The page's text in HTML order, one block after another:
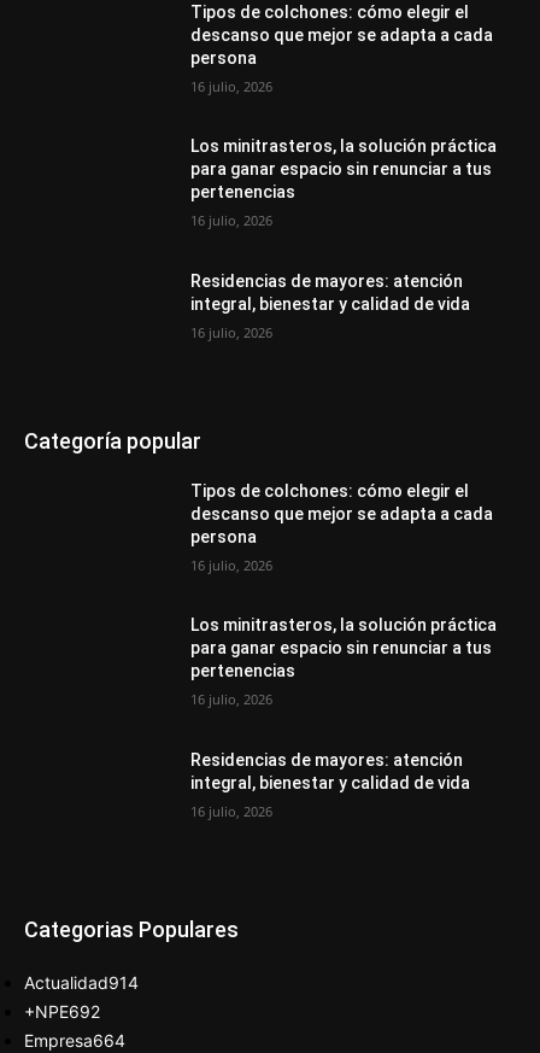
Tipos de colchones: cómo elegir el
descanso que mejor se adapta a cada
persona
16 julio, 2026
Los minitrasteros, la solución práctica
para ganar espacio sin renunciar a tus
pertenencias
16 julio, 2026
Residencias de mayores: atención
integral, bienestar y calidad de vida
16 julio, 2026
Categoría popular
Tipos de colchones: cómo elegir el
descanso que mejor se adapta a cada
persona
16 julio, 2026
Los minitrasteros, la solución práctica
para ganar espacio sin renunciar a tus
pertenencias
16 julio, 2026
Residencias de mayores: atención
integral, bienestar y calidad de vida
16 julio, 2026
Categorias Populares
Actualidad914
+NPE692
Empresa664